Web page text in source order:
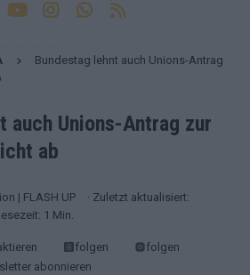
Bundestag lehnt auch Unions-Antrag
auch Unions-Antrag zur
ab
| FLASH UP
· Zuletzt aktualisiert:
1 Min.
folgen
folgen
abonnieren